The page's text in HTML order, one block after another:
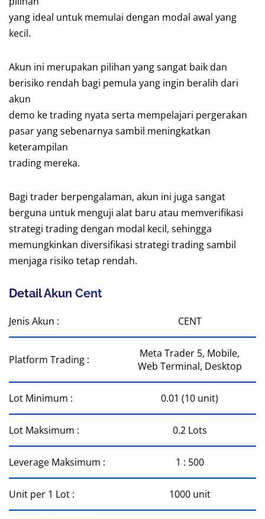
yang ideal untuk memulai dengan modal awal yang
kecil.
Akun ini merupakan pilihan yang sangat baik dan
berisiko rendah bagi pemula yang ingin beralih dari
akun
demo ke trading nyata serta mempelajari pergerakan
pasar yang sebenarnya sambil meningkatkan
keterampilan
trading mereka.
Bagi trader berpengalaman, akun ini juga sangat
berguna untuk menguji alat baru atau memverifikasi
strategi trading dengan modal kecil, sehingga
memungkinkan diversifikasi strategi trading sambil
menjaga risiko tetap rendah.
Detail Akun Cent
Jenis Akun : CENT
Platform Trading :
Meta Trader 5, Mobile,
Web Terminal, Desktop
Lot Minimum : 0.01 (10 unit)
Lot Maksimum : 0.2 Lots
Leverage Maksimum : 1 : 500
Unit per 1 Lot : 1000 unit